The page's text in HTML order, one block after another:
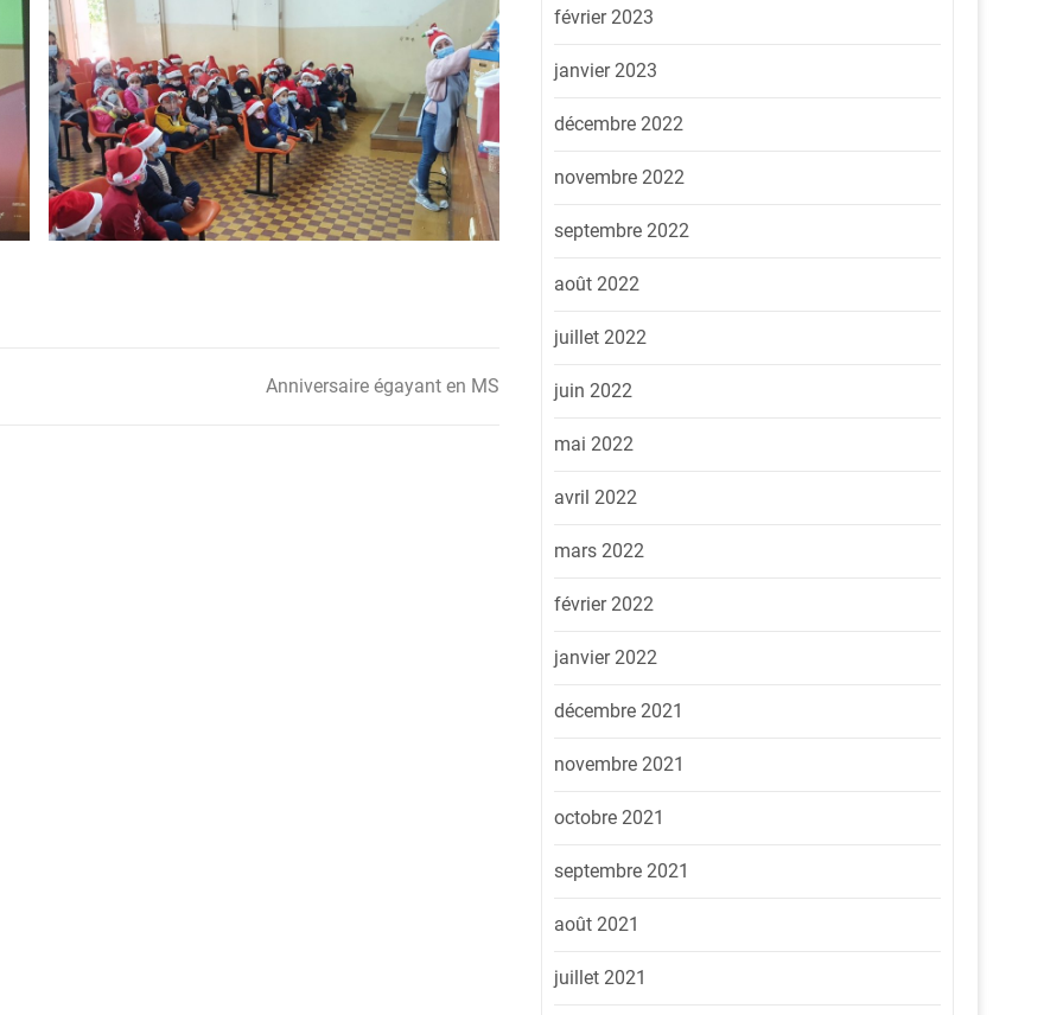
Anniversaire égayant en MS
février 2023
janvier 2023
décembre 2022
novembre 2022
septembre 2022
août 2022
juillet 2022
juin 2022
mai 2022
avril 2022
mars 2022
février 2022
janvier 2022
décembre 2021
novembre 2021
octobre 2021
septembre 2021
août 2021
juillet 2021